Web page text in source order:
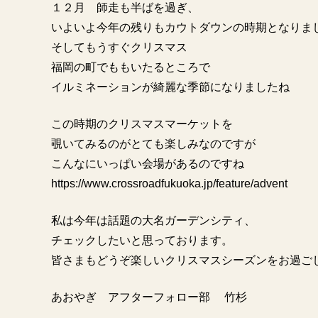
１２月 師走も半ばを過ぎ、
いよいよ今年の残りもカウトダウンの時期となりま
そしてもうすぐクリスマス
福岡の町でももいたるところで
イルミネーションが綺麗な季節になりましたね
この時期のクリスマスマーケットを
覗いてみるのがとても楽しみなのですが
こんなにいっぱい会場があるのですね
https://www.crossroadfukuoka.jp/feature/advent
私は今年は話題の大名ガーデンシティ、
チェックしたいと思っております。
皆さまもどうぞ楽しいクリスマスシーズンをお過ご
あおやぎ アフターフォロー部 竹杉